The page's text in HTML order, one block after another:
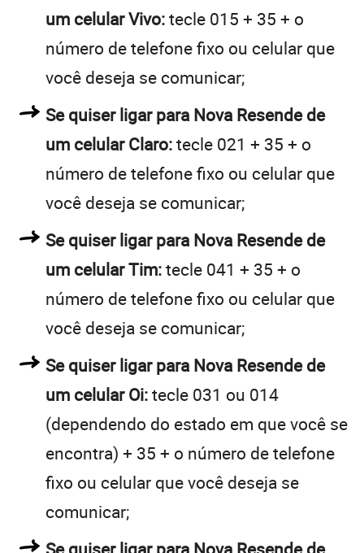
um celular Vivo:tecle 015 + 35 + o
número de telefone fixo ou celular que
você deseja se comunicar;
Se quiser ligar para Nova Resende de
um celular Claro:tecle 021 + 35 + o
número de telefone fixo ou celular que
você deseja se comunicar;
Se quiser ligar para Nova Resende de
um celular Tim:tecle 041 + 35 + o
número de telefone fixo ou celular que
você deseja se comunicar;
Se quiser ligar para Nova Resende de
um celular Oi:tecle 031 ou 014
(dependendo do estado em que você se
encontra) + 35 + o número de telefone
fixo ou celular que você deseja se
comunicar;